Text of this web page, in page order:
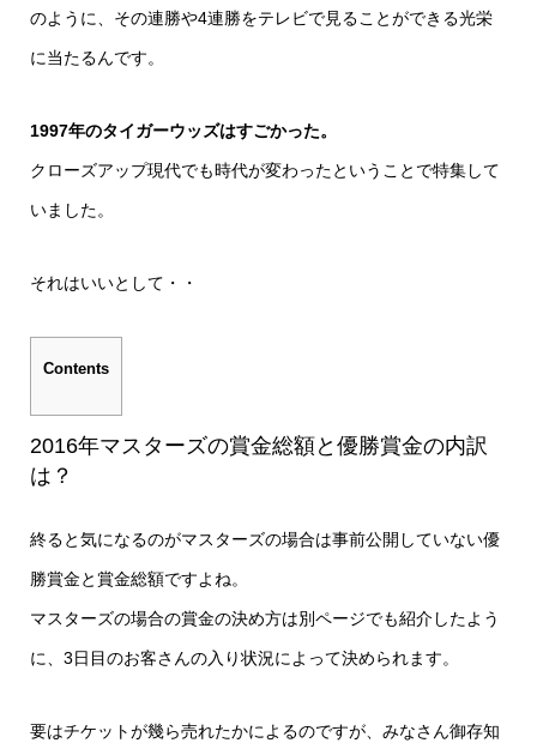
のように、その連勝や4連勝をテレビで見ることができる光栄
に当たるんです。
1997年のタイガーウッズはすごかった。
クローズアップ現代でも時代が変わったということで特集して
いました。
それはいいとして・・
Contents
2016年マスターズの賞金総額と優勝賞金の内訳
は？
終ると気になるのがマスターズの場合は事前公開していない優
勝賞金と賞金総額ですよね。
マスターズの場合の賞金の決め方は別ページでも紹介したよう
に、3日目のお客さんの入り状況によって決められます。
要はチケットが幾ら売れたかによるのですが、みなさん御存知